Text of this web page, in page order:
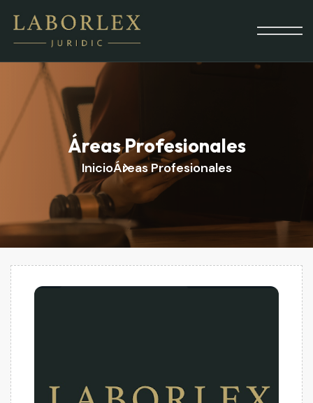
Áreas Profesionales
InicioÁreas Profesionales